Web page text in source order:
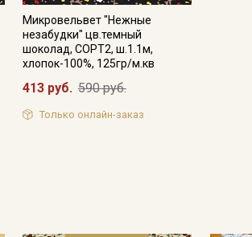
Микровельвет "Нежные
незабудки" цв.темный
шоколад, СОРТ2, ш.1.1м,
хлопок-100%, 125гр/м.кв
413 руб. 590 руб.
Только онлайн-заказ